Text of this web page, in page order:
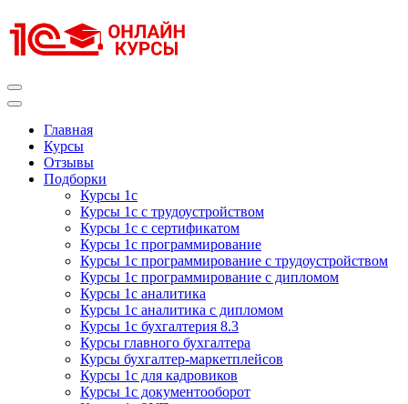
к
содержимому
Главная
Курсы
Отзывы
Подборки
Курсы 1с
Курсы 1с с трудоустройством
Курсы 1с с сертификатом
Курсы 1с программирование
Курсы 1с программирование с трудоустройством
Курсы 1с программирование с дипломом
Курсы 1с аналитика
Курсы 1с аналитика с дипломом
Курсы 1с бухгалтерия 8.3
Курсы главного бухгалтера
Курсы бухгалтер-маркетплейсов
Курсы 1с для кадровиков
Курсы 1с документооборот